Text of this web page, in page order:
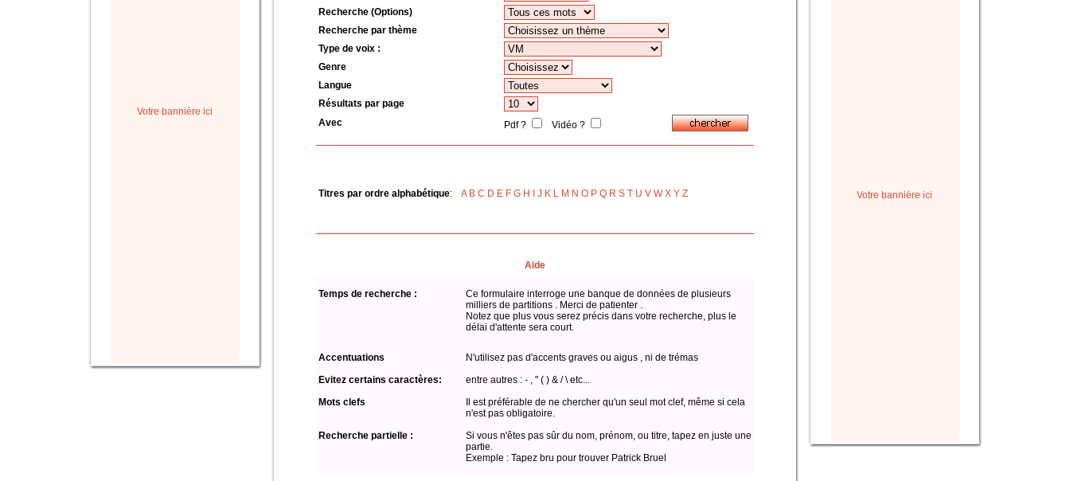
Votre bannière ici
Recherche (Options)
Recherche par thème
Type de voix :
Genre
Langue
Résultats par page
Avec
Pdf ? Vidéo ?
Titres par ordre alphabétique: A B C D E F G H J K L M N O P Q R S T U V W X Y Z
Aide
Temps de recherche :
Ce formulaire interroge une banque de données de plusieurs
milliers de partitions . Merci de patienter .
Notez que plus vous serez précis dans votre recherche, plus le
délai d'attente sera court.
Accentuations
N'utilisez pas d'accents graves ou aigus , ni de trémas
Evitez certains caractères:
entre autres : - , " ( ) & / \ etc...
Mots clefs
Il est préférable de ne chercher qu'un seul mot clef, même si cela
n'est pas obligatoire.
Recherche partielle :
Si vous n'êtes pas sûr du nom, prénom, ou titre, tapez en juste une
partie.
Exemple : Tapez bru pour trouver Patrick Bruel
Votre bannière ici